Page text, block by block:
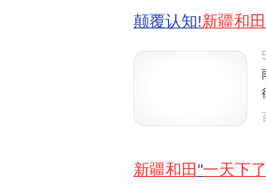
颠覆认知!新疆和
新疆和田 "一天下